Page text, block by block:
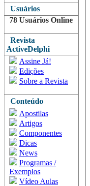
Usuários
78 Usuários Online
Revista
ActiveDelphi
Assine Já!
Edições
Sobre a Revista
Conteúdo
Apostilas
Artigos
Componentes
Dicas
News
Programas /
Exemplos
Vídeo Aulas